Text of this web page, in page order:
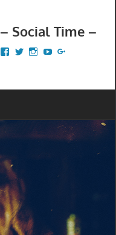
– Social Time –
Facebook
TwitterInstagram
YouTube